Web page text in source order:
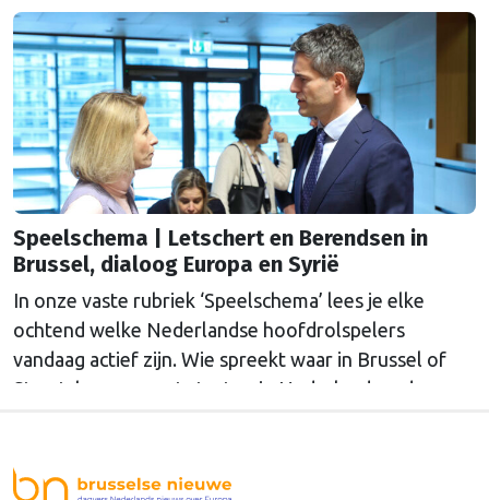
agenda?
Speelschema | Letschert en Berendsen in
Brussel, dialoog Europa en Syrië
In onze vaste rubriek ‘Speelschema’ lees je elke
ochtend welke Nederlandse hoofdrolspelers
vandaag actief zijn. Wie spreekt waar in Brussel of
Straatsburg, en wat staat er in Nederland op de